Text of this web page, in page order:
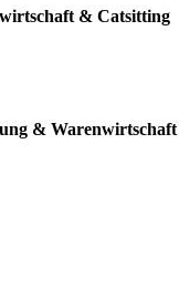
& Catsitting
& Warenwirtschaft